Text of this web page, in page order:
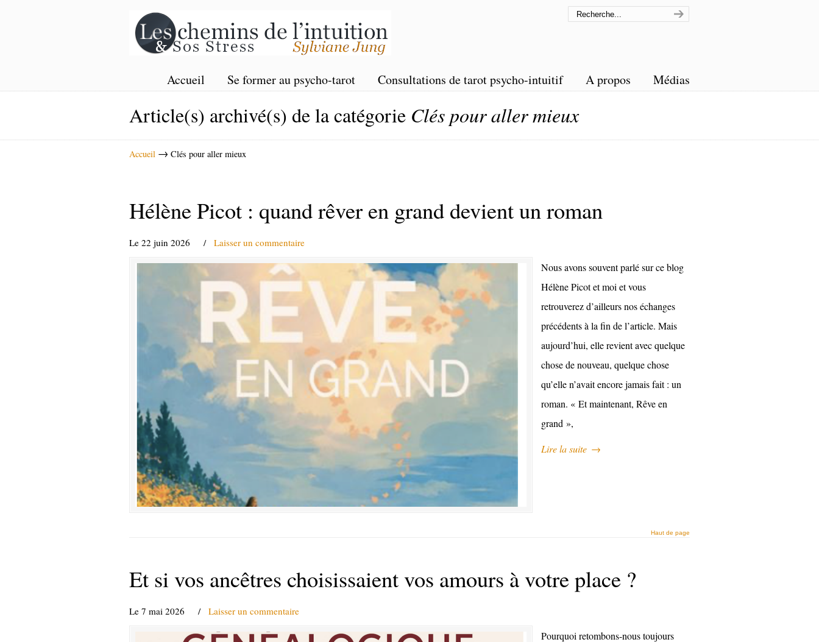
Accueil Se former au psycho-tarot Consultations de tarot psycho-intuitif A propos Médias
Article(s) archivé(s) de la catégorie Clés pour aller mieux
Accueil → Clés pour aller mieux
Hélène Picot : quand rêver en grand devient un roman
Le 22 juin 2026 / Laisser un commentaire
Nous avons souvent parlé sur ce blog
Hélène Picot et moi et vous
retrouverez d’ailleurs nos échanges
précédents à la fin de l’article. Mais
aujourd’hui, elle revient avec quelque
chose de nouveau, quelque chose
qu’elle n’avait encore jamais fait : un
roman. « Et maintenant, Rêve en
grand »,
Lire la suite →
Haut de page
Et si vos ancêtres choisissaient vos amours à votre place ?
Le 7 mai 2026 / Laisser un commentaire
Pourquoi retombons-nous toujours